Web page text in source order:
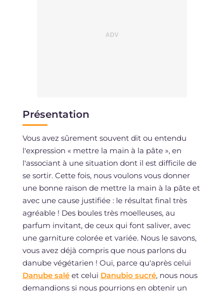
Présentation
Vous avez sûrement souvent dit ou entendu
l'expression « mettre la main à la pâte », en
l'associant à une situation dont il est difficile de
se sortir. Cette fois, nous voulons vous donner
une bonne raison de mettre la main à la pâte et
avec une cause justifiée : le résultat final très
agréable ! Des boules très moelleuses, au
parfum invitant, de ceux qui font saliver, avec
une garniture colorée et variée. Nous le savons,
vous avez déjà compris que nous parlons du
danube végétarien ! Oui, parce qu'après celui
Danube saléet celui Danubio sucré, nous nous
demandions si nous pourrions en obtenir un